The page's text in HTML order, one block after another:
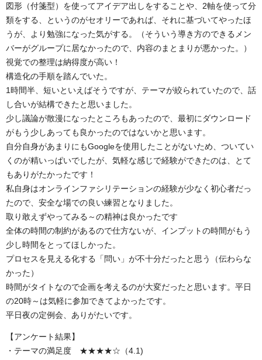
図形（付箋型）を使ってアイデア出しをすることや、2軸を使って分
類をする、というのがセオリーであれば、それに基づいてやったほ
うが、より勉強になった気がする。（そういう導き方のできるメン
バーがグループに居なかったので、内容のまとまりが悪かった。）
視覚での整理は納得度が高い！
構造化の手順を踏んでいた。
1時間半、短いといえばそうですが、テーマが絞られていたので、話
し合いが結構できたと思いました。
少し議論が散漫になったところもあったので、最初にダウンロード
がもう少しあっても良かったのではないかと思います。
自分自身があまりにもGoogleを使用したことがないため、ついてい
くのが精いっぱいでしたが、気軽な感じで経験ができたのは、とて
もありがたかったです！
私自身はオンラインファシリテーションの経験が少なく初心者だっ
たので、安全な場での良い練習となりました。
取り敢えずやってみる～の精神は良かったです
全体の時間の制約があるので仕方ないが、インプットの時間がもう
少し時間をとってほしかった。
プロセスを見える化する「問い」が不十分だったと思う（伝わらな
かった）
時間がタイトなので企画を考えるのが大変だったと思います。平日
の20時～は気軽に参加できてよかったです。
平日夜の定例会、ありがたいです。
【アンケート結果】
・テーマの満足度 ★★★★☆（4.1)